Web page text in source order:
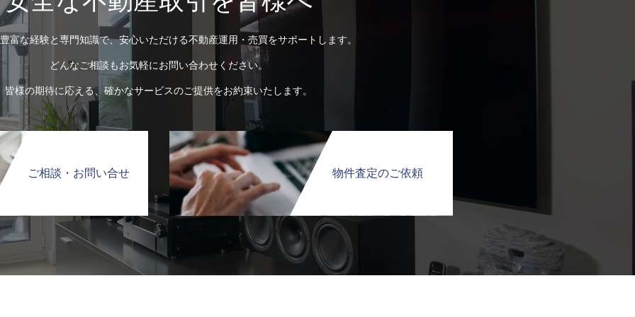
富な経験と専門知識で、安心いただける不動産運用・売買をサポートします。
どんなご相談もお気軽にお問い合わせください。
皆様の期待に応える、確かなサービスのご提供をお約束いたします。
ご相談・お問い合せ 物件査定のご依頼